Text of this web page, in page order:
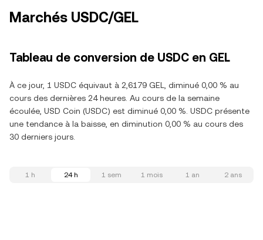
Marchés USDC/GEL
Tableau de conversion de USDC en GEL
À ce jour, 1 USDC équivaut à 2,6179 GEL, diminué 0,00 % au
cours des dernières 24 heures. Au cours de la semaine
écoulée, USD Coin (USDC) est diminué 0,00 %. USDC présente
une tendance à la baisse, en diminution 0,00 % au cours des
30 derniers jours.
1 h 24 h 1 sem 1 mois 1 an 2 ans